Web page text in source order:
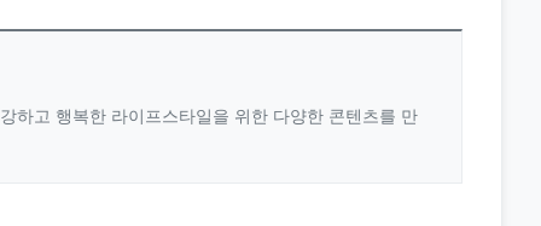
하고 행복한 라이프스타일을 위한 다양한 콘텐츠를 만